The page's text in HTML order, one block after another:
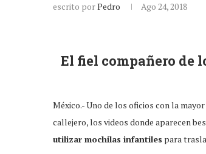
escrito porPedro Ago 24, 2018
El fiel compañero de
México.- Uno de los oficios con la
callejero, los videos donde aparecen
utilizar mochilas infantiles para